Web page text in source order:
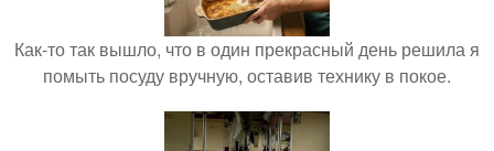
Как-то так вышло, что в один прекрасный день решила я
помыть посуду вручную, оставив технику в покое.